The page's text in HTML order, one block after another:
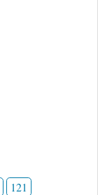
121